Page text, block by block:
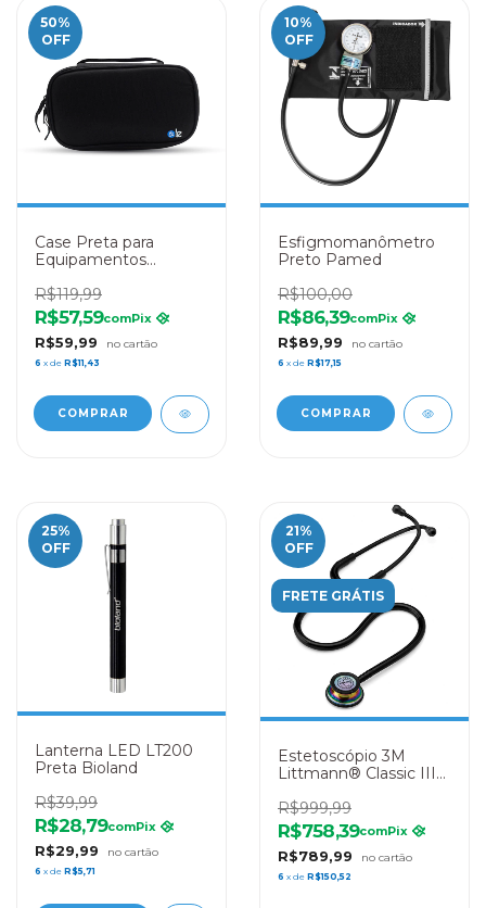
50%
OFF
Case Preta para
Equipamentos
R$119,99
R$59,99
R$57,59comPix
6 x de R$11,43
10%
OFF
Esfigmomanômetro
Preto Pamed
R$100,00
R$89,99
R$86,39comPix
6 x de R$17,15
25%
OFF
Lanterna LED LT200
Preta Bioland
R$39,99
R$29,99
R$28,79comPix
6 x de R$5,71
21%
OFF
FRETE GRÁTIS
Estetoscópio 3M
Littmann® Classic III
R$999,99
R$789,99
R$758,39comPix
6 x de R$150,52